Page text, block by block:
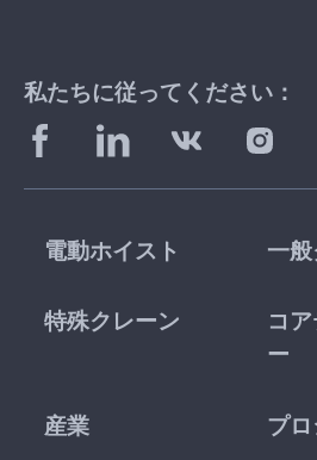
私たちに従ってください：
電動ホイスト 一
特殊クレーン
コ
ー
産業 プロ